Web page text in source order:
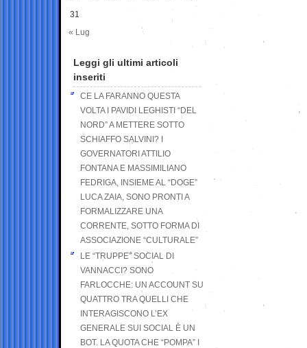
31
« Lug
Leggi gli ultimi articoli
inseriti
CE LA FARANNO QUESTA
VOLTA I PAVIDI LEGHISTI “DEL
NORD” A METTERE SOTTO
SCHIAFFO SALVINI? I
GOVERNATORI ATTILIO
FONTANA E MASSIMILIANO
FEDRIGA, INSIEME AL “DOGE”
LUCA ZAIA, SONO PRONTI A
FORMALIZZARE UNA
CORRENTE, SOTTO FORMA DI
ASSOCIAZIONE “CULTURALE”
LE “TRUPPE” SOCIAL DI
VANNACCI? SONO
FARLOCCHE: UN ACCOUNT SU
QUATTRO TRA QUELLI CHE
INTERAGISCONO L’EX
GENERALE SUI SOCIAL È UN
BOT. LA QUOTA CHE “POMPA” I